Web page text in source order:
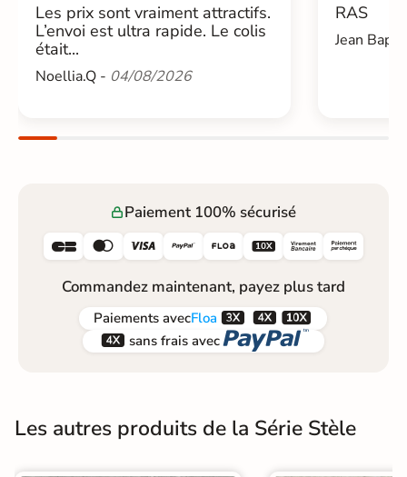
Les prix sont vraiment attractifs.
L’envoi est ultra rapide. Le colis
était...
Noellia.Q - 04/08/2026
RAS
Jean
Paiement 100% sécurisé
     
Commandez maintenant, payez plus tard
Paiements avecFloa  
 sans frais avec 
Les autres produits de la Série Stèle